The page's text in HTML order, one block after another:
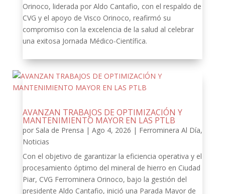
Orinoco, liderada por Aldo Cantafio, con el respaldo de
CVG y el apoyo de Visco Orinoco, reafirmó su
compromiso con la excelencia de la salud al celebrar
una exitosa Jornada Médico-Científica.
AVANZAN TRABAJOS DE OPTIMIZACIÓN Y
MANTENIMIENTO MAYOR EN LAS PTLB
por Sala de Prensa | Ago 4, 2026 | Ferrominera Al Día,
Noticias
Con el objetivo de garantizar la eficiencia operativa y el
procesamiento óptimo del mineral de hierro en Ciudad
Piar, CVG Ferrominera Orinoco, bajo la gestión del
presidente Aldo Cantafio, inició una Parada Mayor de